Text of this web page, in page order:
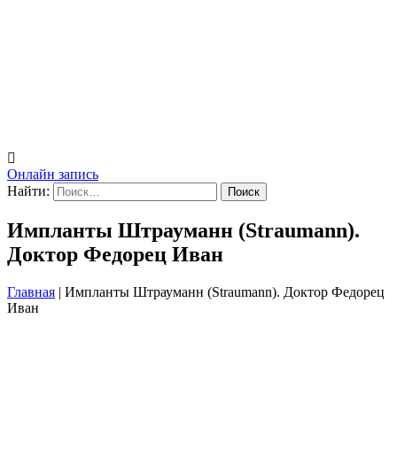
Онлайн запись
Найти:
Импланты Штрауманн (Straumann).
Доктор Федорец Иван
Главная | Импланты Штрауманн (Straumann). Доктор Федорец
Иван